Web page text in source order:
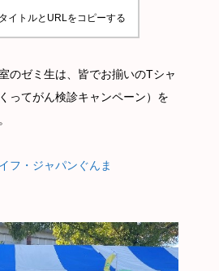
イトルとURLをコピーする
のゼミ生は、皆でお揃いのTシャ
ってがん検診キャンペーン）を
フ・ジャパンぐんま